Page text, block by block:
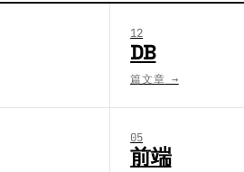
12
DB
篇文章 →
05
前端